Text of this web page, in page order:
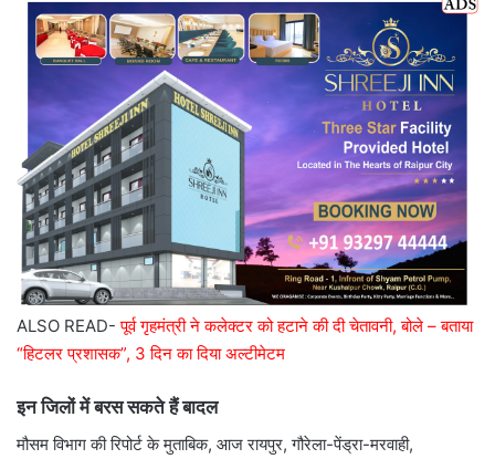
ALSO READ-पूर्व गृहमंत्री ने कलेक्टर को हटाने की दी चेतावनी, बोले – बताया
“हिटलर प्रशासक”, 3 दिन का दिया अल्टीमेटम
इन जिलों में बरस सकते हैं बादल
मौसम विभाग की रिपोर्ट के मुताबिक, आज रायपुर, गौरेला-पेंड्रा-मरवाही,